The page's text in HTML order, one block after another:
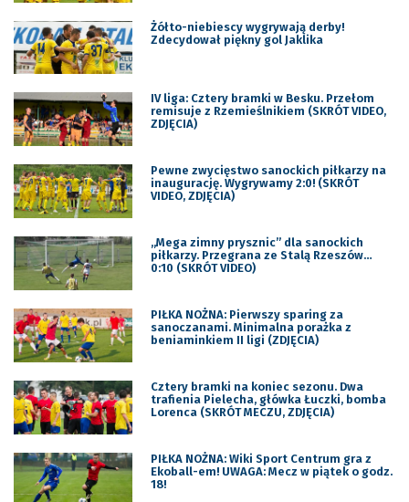
Żółto-niebiescy wygrywają derby!
Zdecydował piękny gol Jaklika
IV liga: Cztery bramki w Besku. Przełom
remisuje z Rzemieślnikiem (SKRÓT VIDEO,
ZDJĘCIA)
Pewne zwycięstwo sanockich piłkarzy na
inaugurację. Wygrywamy 2:0! (SKRÓT
VIDEO, ZDJĘCIA)
„Mega zimny prysznic” dla sanockich
piłkarzy. Przegrana ze Stalą Rzeszów…
0:10 (SKRÓT VIDEO)
PIŁKA NOŻNA: Pierwszy sparing za
sanoczanami. Minimalna porażka z
beniaminkiem II ligi (ZDJĘCIA)
Cztery bramki na koniec sezonu. Dwa
trafienia Pielecha, główka Łuczki, bomba
Lorenca (SKRÓT MECZU, ZDJĘCIA)
PIŁKA NOŻNA: Wiki Sport Centrum gra z
Ekoball-em! UWAGA: Mecz w piątek o godz.
18!